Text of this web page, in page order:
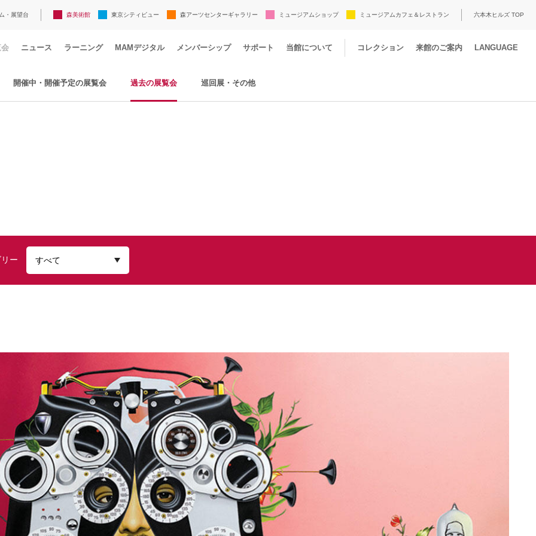
・展望台 森美術館 東京シティビュー 森アーツセンターギャラリー ミュージアムショップ ミュージアムカフェ＆レストラン 六本木ヒルズ TOP
ニュース ラーニング MAMデジタル メンバーシップ サポート 当館について コレクション 来館のご案内 LANGUAGE
開催中・開催予定の展覧会 過去の展覧会 巡回展・その他
ー